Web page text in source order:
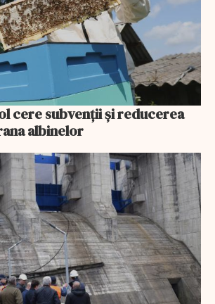
cere subvenții și reducerea
albinelor